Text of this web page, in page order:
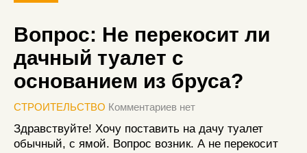
Вопрос: Не перекосит ли
дачный туалет с
основанием из бруса?
СТРОИТЕЛЬСТВО Комментариев нет
Здравствуйте! Хочу поставить на дачу туалет
обычный, с ямой. Вопрос возник. А не перекосит